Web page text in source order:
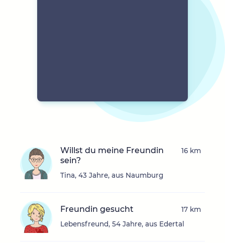
Willst du meine Freundin
sein?
Tina, 43 Jahre, aus Naumburg
16 km
Freundin gesucht
Lebensfreund, 54 Jahre, aus Edertal
17 km